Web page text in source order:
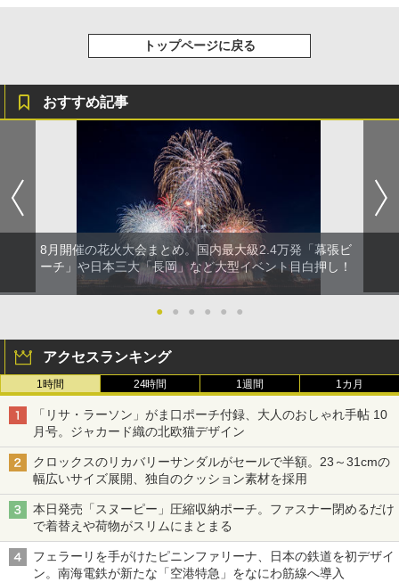
トップページに戻る
おすすめ記事
8月開催の花火大会まとめ。国内最大級2.4万発「幕張ビ
ーチ」や日本三大「長岡」など大型イベント目白押し！
● ● ● ● ● ●
アクセスランキング
1時間 24時間 1週間 1カ月
「リサ・ラーソン」がま口ポーチ付録、大人のおしゃれ手帖 10
月号。ジャカード織の北欧猫デザイン
クロックスのリカバリーサンダルがセールで半額。23～31cmの
幅広いサイズ展開、独自のクッション素材を採用
本日発売「スヌーピー」圧縮収納ポーチ。ファスナー閉めるだけ
で着替えや荷物がスリムにまとまる
フェラーリを手がけたピニンファリーナ、日本の鉄道を初デザイ
ン。南海電鉄が新たな「空港特急」をなにわ筋線へ導入